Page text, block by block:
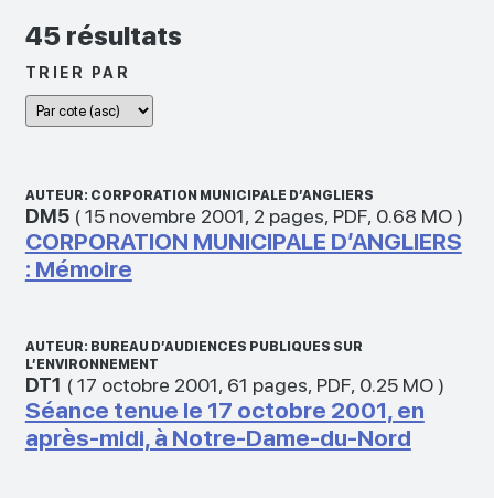
45 résultats
TRIER PAR
AUTEUR: CORPORATION MUNICIPALE D’ANGLIERS
DM5(15 novembre 2001, 2 pages, PDF, 0.68 MO)
CORPORATION MUNICIPALE D’ANGLIERS
: Mémoire
AUTEUR: BUREAU D’AUDIENCES PUBLIQUES SUR
L’ENVIRONNEMENT
DT1 (17 octobre 2001, 61 pages, PDF, 0.25 MO)
Séance tenue le 17 octobre 2001, en
après-midi, à Notre-Dame-du-Nord